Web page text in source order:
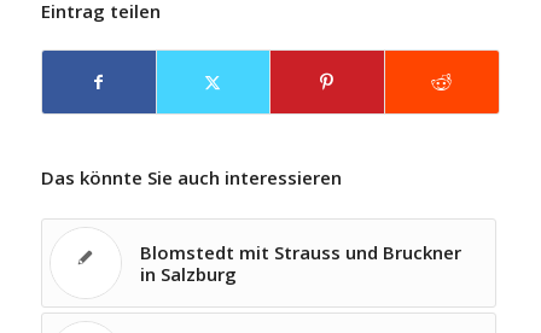
Eintrag teilen
Das könnte Sie auch interessieren
Blomstedt mit Strauss und Bruckner
in Salzburg